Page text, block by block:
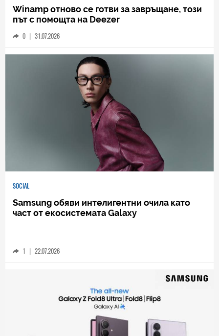
Winamp отново се готви за завръщане, този
път с помощта на Deezer
0 | 31.07.2026
SOCIAL
Samsung обяви интелигентни очила като
част от екосистемата Galaxy
1 | 22.07.2026